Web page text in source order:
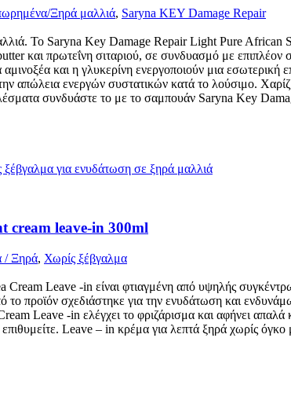
Ξηρά μαλλιά, Saryna KEY Damage Repair
Το Saryna Key Damage Repair Light Pure African
και πρωτεΐνη σιταριού, σε συνδυασμό με
και η γλυκερίνη ενεργοποιούν μια εσωτερική
απώλεια ενεργών συστατικών κατά το λούσιμο.
συνδυάστε το με το σαμπουάν Saryna Key
cream leave-in 300ml
/ Ξηρά, Χωρίς ξέβγαλμα
Leave -in είναι φτιαγμένη από υψηλής
προϊόν σχεδιάστηκε για την ενυδάτωση και
Leave -in ελέγχει το φριζάρισμα και αφήνει
Leave – in κρέμα για λεπτά ξηρά χωρίς όγκο